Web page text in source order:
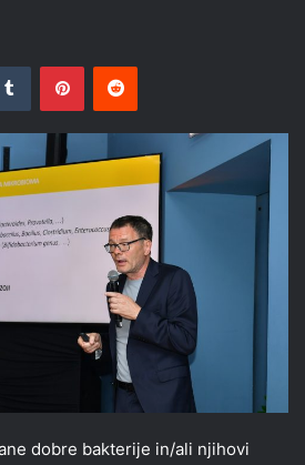
Tumblr PinterestReddit
dobre bakterije in/ali njihovi